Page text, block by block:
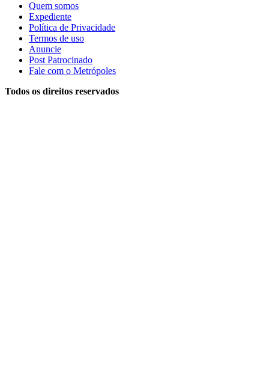
Quem somos
Expediente
Política de Privacidade
Termos de uso
Anuncie
Post Patrocinado
Fale com o Metrópoles
Todos os direitos reservados